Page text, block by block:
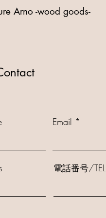
Arno -wood goods-
Email
電話番号/TEL